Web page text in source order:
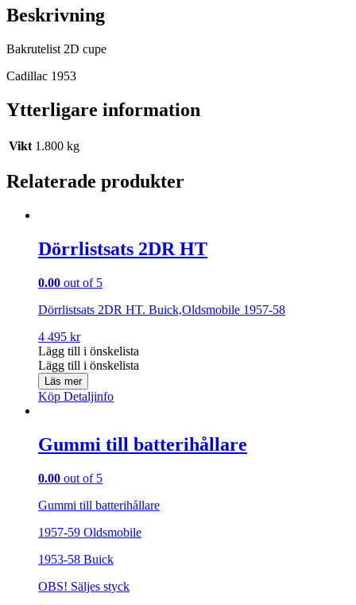
Beskrivning
Bakrutelist 2D cupe
Cadillac 1953
Ytterligare information
Vikt 1.800 kg
Relaterade produkter
Dörrlistsats 2DR HT
0.00 out of 5
Dörrlistsats 2DR HT. Buick,Oldsmobile 1957-58
4 495 kr
Lägg till i önskelista
Lägg till i önskelista
Läs mer
Köp Detaljinfo
Gummi till batterihållare
0.00 out of 5
Gummi till batterihållare
1957-59 Oldsmobile
1953-58 Buick
OBS! Säljes styck